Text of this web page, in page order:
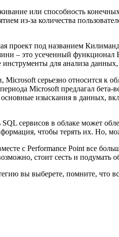
или способность
из-за количества
под названием
– это усеченный
для анализа
Microsoft серьезно относится к
Microsoft предлагал
основные изыскания в данных,
сервисов в облаке может
чтобы терять их. Но,
с Performance Point все
стоит сесть и подумать
вы выберете, помните, что